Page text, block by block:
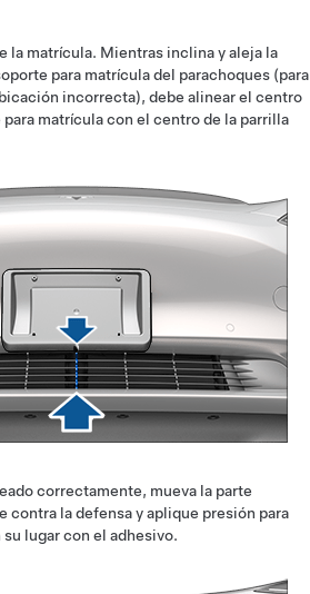
la matrícula. Mientras inclina y aleja la
para matrícula del parachoques (para
incorrecta), debe alinear el centro
matrícula con el centro de la parrilla
correctamente, mueva la parte
contra la defensa y aplique presión para
lugar con el adhesivo.